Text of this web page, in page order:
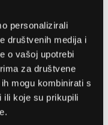
personalizirali
društvenih medija i
o vašoj upotrebi
za društvene
mogu kombinirati s
ili koje su prikupili
1